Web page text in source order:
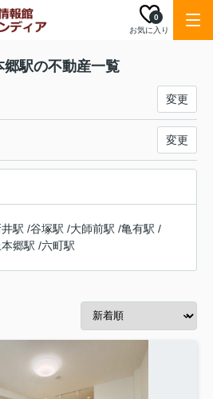
お気に入り
0
駅の不動産一覧
変更
変更
駅 /谷塚駅 /大師前駅 /亀有駅 /
本郷駅 /六町駅